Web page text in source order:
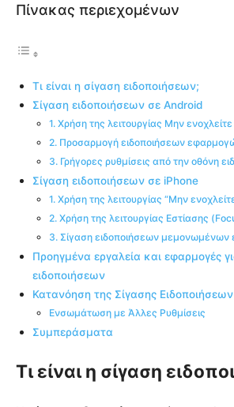
Πίνακας περιεχομένων
Τι είναι η σίγαση ειδοποιήσεων;
Σίγαση ειδοποιήσεων σε Android
1. Χρήση της λειτουργίας Μην
2. Προσαρμογή ειδοποιήσεων
3. Γρήγορες ρυθμίσεις από την οθόνη
Σίγαση ειδοποιήσεων σε iPhone
1. Χρήση της λειτουργίας “Μην
2. Χρήση της λειτουργίας Εστίασης
3. Σίγαση ειδοποιήσεων
Προηγμένα εργαλεία και εφαρμογές
ειδοποιήσεων
Κατανόηση της Σίγασης
Ενσωμάτωση με Άλλες Ρυθμίσεις
Συμπεράσματα
Τι είναι η σίγαση